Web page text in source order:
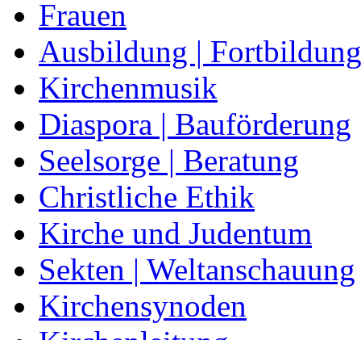
Frauen
Ausbildung | Fortbildung
Kirchenmusik
Diaspora | Bauförderung
Seelsorge | Beratung
Christliche Ethik
Kirche und Judentum
Sekten | Weltanschauung
Kirchensynoden